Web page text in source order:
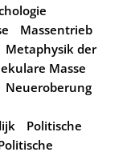
Massentrieb
Metaphysik der
Masse
Neueroberung
Politische